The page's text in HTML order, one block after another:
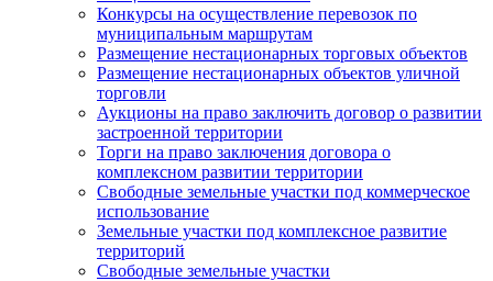
Конкурсы на осуществление перевозок по
муниципальным маршрутам
Размещение нестационарных торговых объектов
Размещение нестационарных объектов уличной
торговли
Аукционы на право заключить договор о развитии
застроенной территории
Торги на право заключения договора о
комплексном развитии территории
Свободные земельные участки под коммерческое
использование
Земельные участки под комплексное развитие
территорий
Свободные земельные участки